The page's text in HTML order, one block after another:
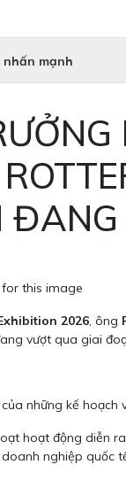
nhấn mạnh
2026, ông
vượt qua giai
những kế
hoạt động diễn
nghiệp quốc